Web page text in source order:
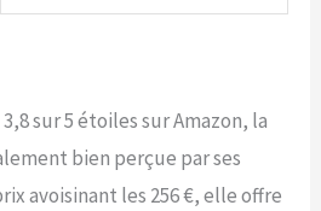
sur 5 étoiles sur Amazon, la
bien perçue par ses
avoisinant les 256 €, elle offre